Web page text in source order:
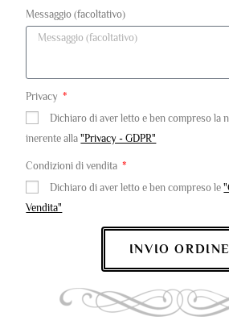
Messaggio (facoltativo)
Privacy
Dichiaro di aver letto e ben compreso la
inerente alla"Privacy - GDPR"
Condizioni di vendita
Dichiaro di aver letto e ben compreso le
Vendita"
INVIO ORDINE